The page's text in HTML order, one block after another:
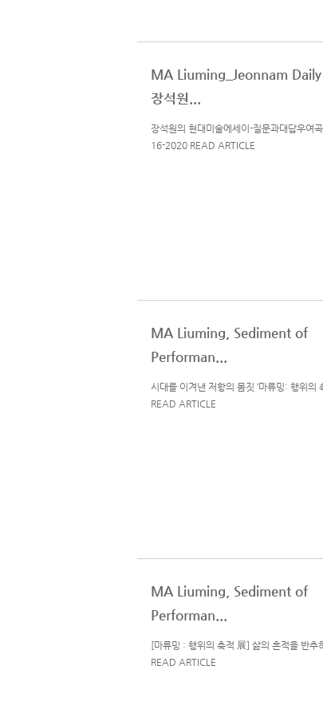
MA Liuming_Jeonnam Daily
장석원...
장석원의 현대미술에세이-질문과대답우여
16-2020 READ ARTICLE
MA Liuming, Sediment of
Performan...
시대를 이겨낸 저항의 몸짓 ‘마류밍: 행위
READ ARTICLE
MA Liuming, Sediment of
Performan...
[마류밍 : 행위의 축적 展] 삶의 흔적을 반
READ ARTICLE